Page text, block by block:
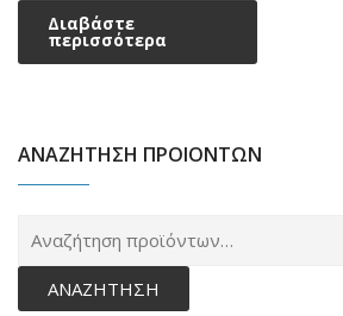
Διαβάστε
περισσότερα
ΑΝΑΖΗΤΗΣΗ ΠΡΟΙΟΝΤΩΝ
ΑΝΑΖΉΤΗΣΗ